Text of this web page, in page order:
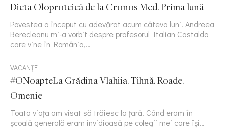
Dieta Oloproteică de la Cronos Med. Prima lună
Povestea a început cu adevărat acum câteva luni. Andreea
Berecleanu mi-a vorbit despre profesorul Italian Castaldo
care vine în România,…
VACANȚE
#ONoapteLa Grădina Vlahiia. Tihnă. Roade.
Omenie
Toata viața am visat să trăiesc la țară. Când eram în
școală generală eram invidioasă pe colegii mei care își…